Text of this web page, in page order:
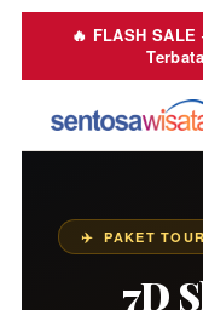
🔥 FLASH
✈️ PAKET
7D